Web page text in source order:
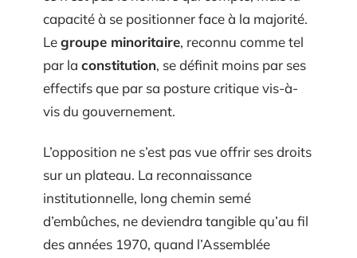
capacité à se positionner face à la majorité.
Legroupe minoritaire, reconnu comme tel
par la constitution, se définit moins par ses
effectifs que par sa posture critique vis-à-
vis du gouvernement.
L’opposition ne s’est pas vue offrir ses droits
sur un plateau. La reconnaissance
institutionnelle, long chemin semé
d’embûches, ne deviendra tangible qu’au fil
des années 1970, quand l’Assemblée